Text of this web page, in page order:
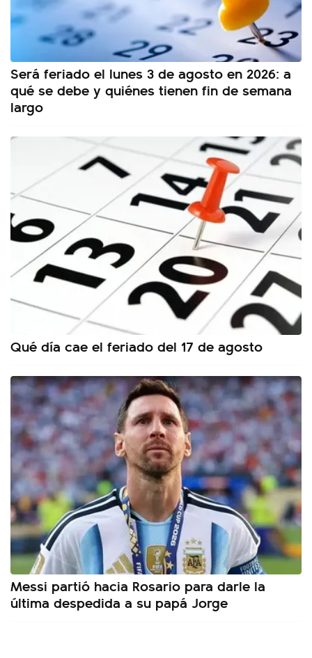
Será feriado el lunes 3 de agosto en 2026: a
qué se debe y quiénes tienen fin de semana
largo
Qué día cae el feriado del 17 de agosto
Messi partió hacia Rosario para darle la
última despedida a su papá Jorge